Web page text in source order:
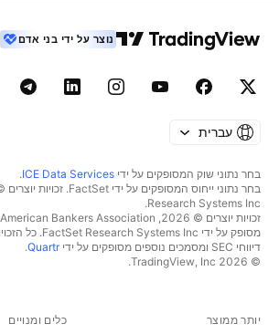
נוצר על ידי בני אדם
עברית
בחר נתוני שוק המסופקים על ידי ICE Data Services
.
Research Systems Inc.‏
מסופק על ידי FactSet Research Systems Inc. כל הזכויות שמורות.
דיווחי SEC ומסמכים נוספים מסופקים על ידי
Quartr
.
© 2026 ‏TradingView, Inc.‏
יותר ממוצר כלים ומנויים